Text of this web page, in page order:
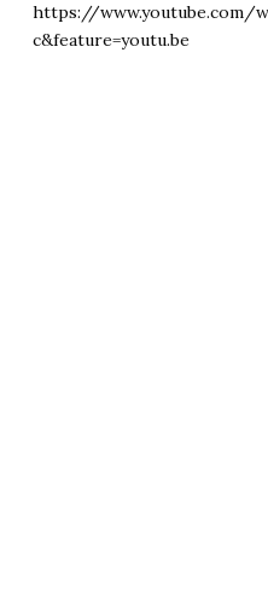
https://www.youtube.com/
c&feature=youtu.be